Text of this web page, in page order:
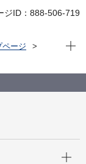
ジID：888-506-719
ページ
現在